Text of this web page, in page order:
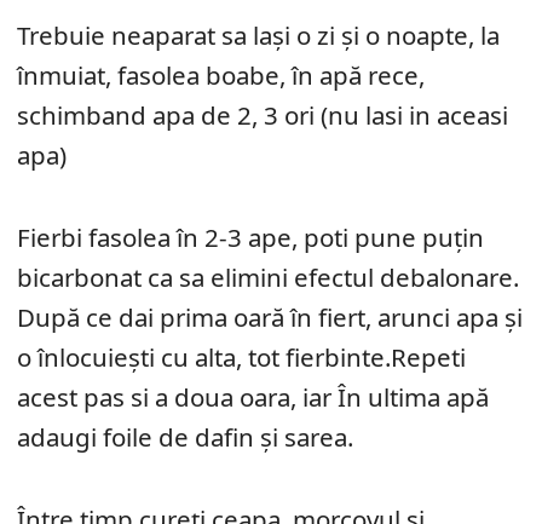
Trebuie neaparat sa lași o zi și o noapte, la
înmuiat, fasolea boabe, în apă rece,
schimband apa de 2, 3 ori (nu lasi in aceasi
apa)
Fierbi fasolea în 2-3 ape, poti pune puțin
bicarbonat ca sa elimini efectul debalonare.
După ce dai prima oară în fiert, arunci apa şi
o înlocuiești cu alta, tot fierbinte.Repeti
acest pas si a doua oara, iar În ultima apă
adaugi foile de dafin și sarea.